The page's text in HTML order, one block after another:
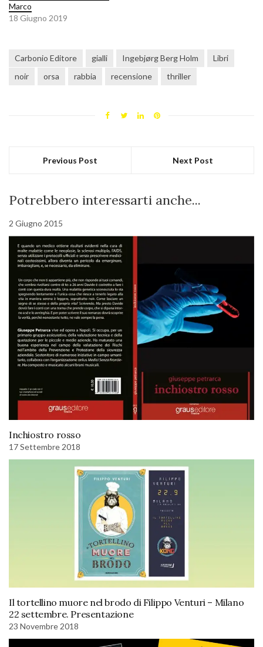
Marco
18 Giugno 2019
Carbonio Editore gialli Ingebjørg Berg Holm
Libri
noir
orsa rabbia recensione thriller
Previous Post Next Post
Potrebbero interessarti anche...
2 Giugno 2015
Inchiostro rosso
17 Settembre 2018
Il tortellino muore nel brodo di Filippo Venturi – Milano
22 settembre. Presentazione
23 Novembre 2018